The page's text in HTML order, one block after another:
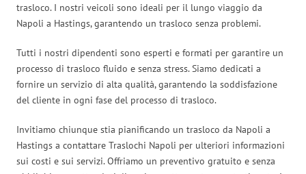
trasloco. I nostri veicoli sono ideali per il lungo viaggio da
Napoli a Hastings, garantendo un trasloco senza problemi.
Tutti i nostri dipendenti sono esperti e formati per garantire un
processo di trasloco fluido e senza stress. Siamo dedicati a
fornire un servizio di alta qualità, garantendo la soddisfazione
del cliente in ogni fase del processo di trasloco.
Invitiamo chiunque stia pianificando un trasloco da Napoli a
Hastings a contattare Traslochi Napoli per ulteriori informazioni
sui costi e sui servizi. Offriamo un preventivo gratuito e senza